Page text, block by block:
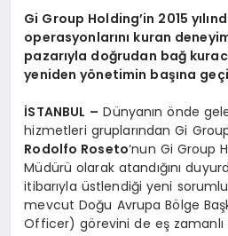
Gi Group Holding’in 2015
operasyonlarını kuran
pazarıyla doğrudan bağ
yeniden yönetimin başına
İSTANBUL – Dünyanın önde
hizmetleri gruplarından Gi
Rodolfo Roseto‘nun Gi Group
Müdürü olarak atandığını
itibarıyla üstlendiği yeni
mevcut Doğu Avrupa Bölge
Officer) görevini de eş zamanlı